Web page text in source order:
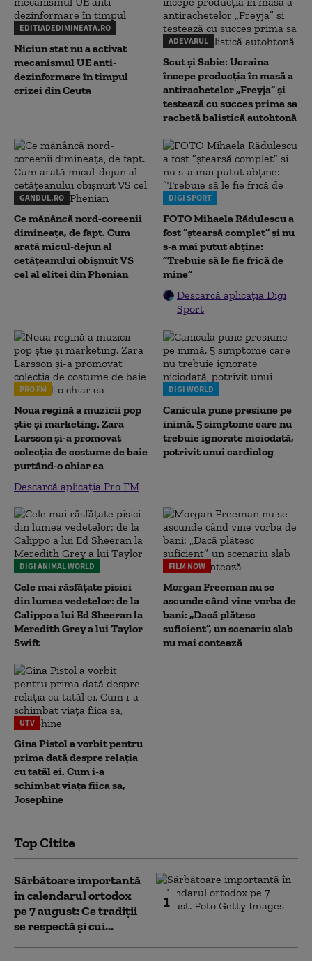
EDITIADEDIMINEATA.RO
Niciun stat nu a activat
mecanismul UE anti-
dezinformare în timpul
crizei din Ceuta
ADEVARUL
Scut și Sabie: Ucraina
începe producția în masă a
antirachetelor „Freyja” și
testează cu succes prima sa
rachetă balistică autohtonă
GANDUL.RO
Ce mănâncă nord-coreenii
dimineața, de fapt. Cum
arată micul-dejun al
cetățeanului obișnuit VS
cel al elitei din Phenian
DIGI SPORT
FOTO Mihaela Rădulescu a
fost ”ștearsă complet” și nu
s-a mai putut abține:
”Trebuie să le fie frică de
mine”
Descarcă aplicația Digi
Sport
PRO FM
Noua regină a muzicii pop
știe și marketing. Zara
Larsson și-a promovat
colecția de costume de baie
purtând-o chiar ea
Descarcă aplicația Pro FM
DIGI WORLD
Canicula pune presiune pe
inimă. 5 simptome care nu
trebuie ignorate niciodată,
potrivit unui cardiolog
DIGI ANIMAL WORLD
Cele mai răsfățate pisici
din lumea vedetelor: de la
Calippo a lui Ed Sheeran la
Meredith Grey a lui Taylor
Swift
FILM NOW
Morgan Freeman nu se
ascunde când vine vorba de
bani: „Dacă plătesc
suficient”, un scenariu slab
nu mai contează
UTV
Gina Pistol a vorbit pentru
prima dată despre relația
cu tatăl ei. Cum i-a
schimbat viața fiica sa,
Josephine
Top Citite
1
Sărbătoare importantă
în calendarul ortodox
pe 7 august: Ce tradiții
se respectă și cui...